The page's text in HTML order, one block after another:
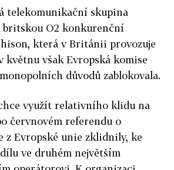
telekomunikační skupina
britskou O2 konkurenční
která v Británii provozuje
květnu však Evropská komise
důvodů zablokovala.
využít relativního klidu na
červnovém referendu o
z Evropské unie zklidnily, ke
ve druhém největším